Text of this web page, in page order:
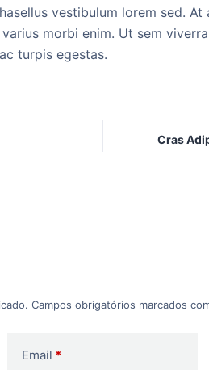
vestibulum lorem sed.
morbi enim. Ut sem
turpis egestas.
Cras
Campos obrigatórios marcados
Email *